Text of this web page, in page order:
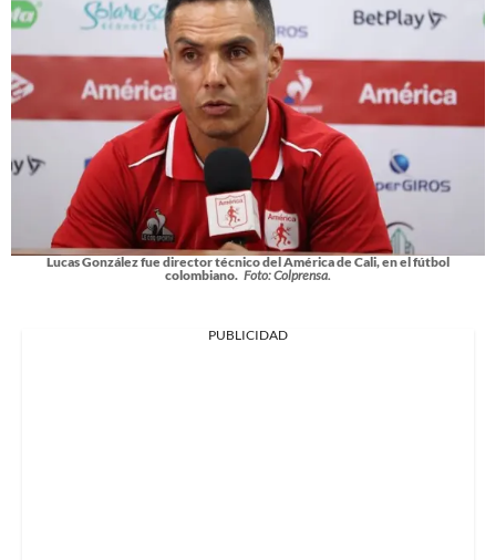
Lucas González fue director técnico del América de Cali, en el fútbol
colombiano. Foto: Colprensa.
PUBLICIDAD